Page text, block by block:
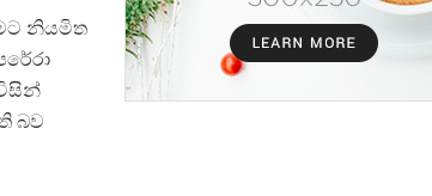
නියමිත
බව